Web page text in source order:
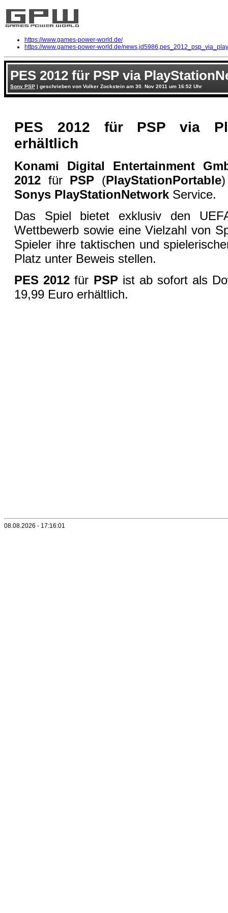
https://www.games-power-world.de/
https://www.games-power-world.de/
PES 2012 für PSP via
Sony PSP | geschrieben von Volker Zockstein am 30. Nov 2011 um 16:52 Uhr
PES 2012 für PSP via
erhältlich
Konami Digital Entertainment
2012 für PSP (PlayStationPortable
Sonys PlayStationNetwork Service.
Das Spiel bietet exklusiv den
Wettbewerb sowie eine Vielzahl von
Spieler ihre taktischen und
Platz unter Beweis stellen.
PES 2012 für PSP ist ab sofort als
19,99 Euro erhältlich.
08.08.2026 - 17:16:01